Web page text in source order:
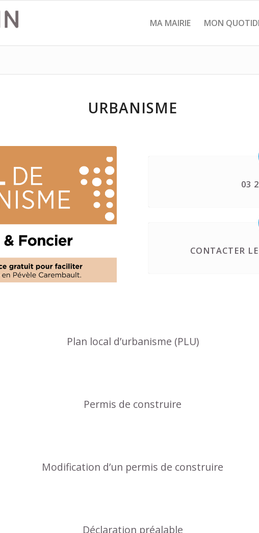
MA MAIRIE MON
URBANISME
03
CONTACTER
Plan local d’urbanisme (PLU)
Permis de construire
Modification d’un permis de construire
Déclaration préalable